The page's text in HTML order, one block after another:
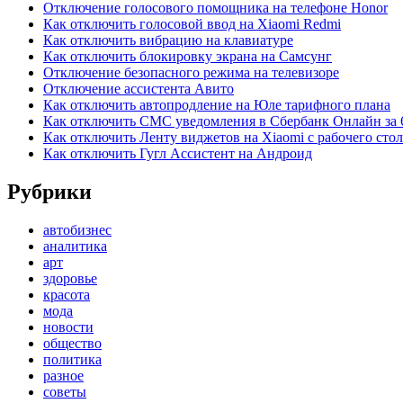
Отключение голосового помощника на телефоне Honor
Как отключить голосовой ввод на Xiaomi Redmi
Как отключить вибрацию на клавиатуре
Как отключить блокировку экрана на Самсунг
Отключение безопасного режима на телевизоре
Отключение ассистента Авито
Как отключить автопродление на Юле тарифного плана
Как отключить СМС уведомления в Сбербанк Онлайн за
Как отключить Ленту виджетов на Xiaomi с рабочего
Как отключить Гугл Ассистент на Андроид
Рубрики
автобизнес
аналитика
арт
здоровье
красота
мода
новости
общество
политика
разное
советы